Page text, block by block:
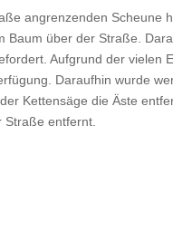
angrenzenden Scheune
Baum über der Straße.
Aufgrund der vielen
Daraufhin wurde
Kettensäge die Äste
Straße entfernt.